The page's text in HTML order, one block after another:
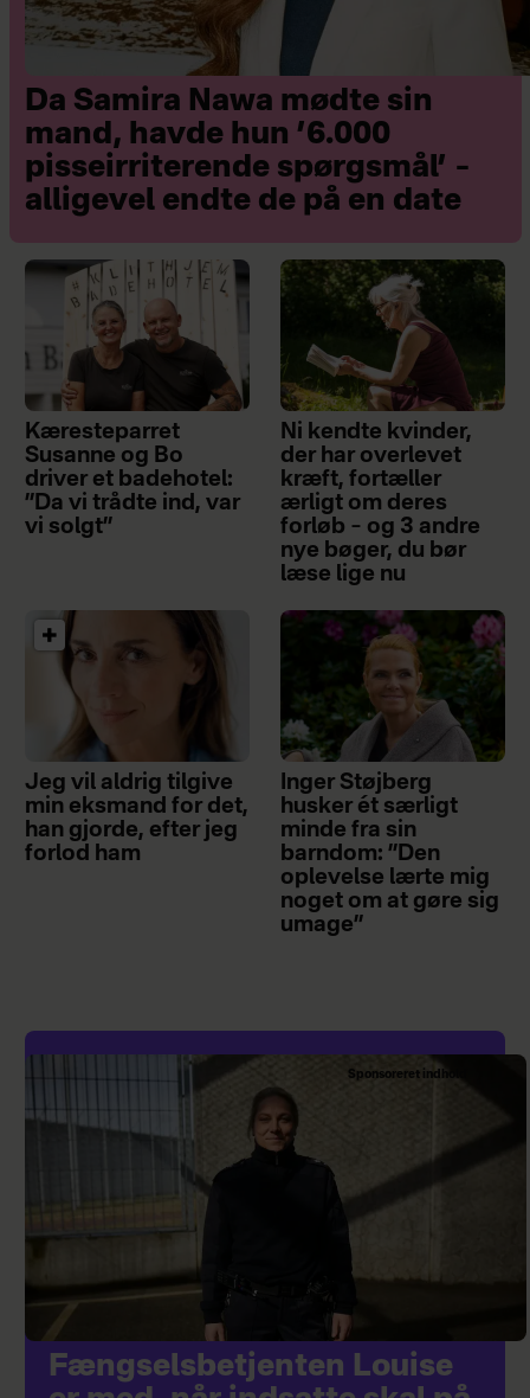
Da Samira Nawa mødte sin
mand, havde hun ’6.000
pisseirriterende spørgsmål’ –
alligevel endte de på en date
Kæresteparret
Susanne og Bo
driver et badehotel:
”Da vi trådte ind, var
vi solgt”
Ni kendte kvinder,
der har overlevet
kræft, fortæller
ærligt om deres
forløb – og 3 andre
nye bøger, du bør
læse lige nu
Jeg vil aldrig tilgive
min eksmand for det,
han gjorde, efter jeg
forlod ham
Inger Støjberg
husker ét særligt
minde fra sin
barndom: ”Den
oplevelse lærte mig
noget om at gøre sig
umage”
Sponsoreret indhold
Fængselsbetjenten Louise